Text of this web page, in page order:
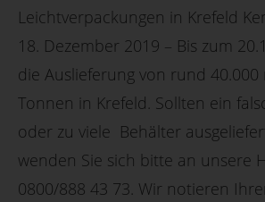
Leichtverpackungen in Krefeld
18. Dezember 2019 – Bis zum
die Auslieferung von rund 40.000
Tonnen in Krefeld. Sollten ein
oder zu viele Behälter
wenden Sie sich bitte an unsere
0800/888 43 73. Wir notieren